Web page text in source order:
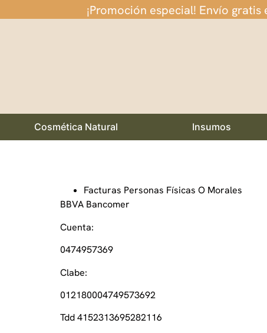
¡Promoción especial! Envío
Cosmética Natural Insumos
Facturas Personas Físicas O Morales
BBVA Bancomer
Cuenta:
0474957369
Clabe:
012180004749573692
Tdd 4152313695282116